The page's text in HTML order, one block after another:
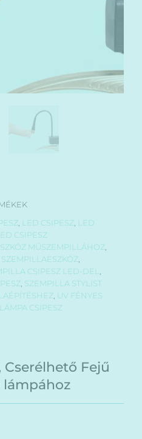
, LED CSIPESZ, LED
CSIPESZ
MŰSZEMPILLÁHOZ,
,
CSIPESZ LED-DEL,
, SZEMPILLA STYLIST
, UV FÉNYES
CSIPESZ
Cserélhető Fejű
lámpához